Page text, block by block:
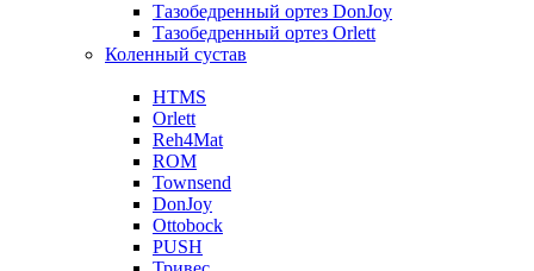
Тазобедренный ортез DonJoy
Тазобедренный ортез Orlett
Коленный сустав
HTMS
Orlett
Reh4Mat
ROM
Townsend
DonJoy
Ottobock
PUSH